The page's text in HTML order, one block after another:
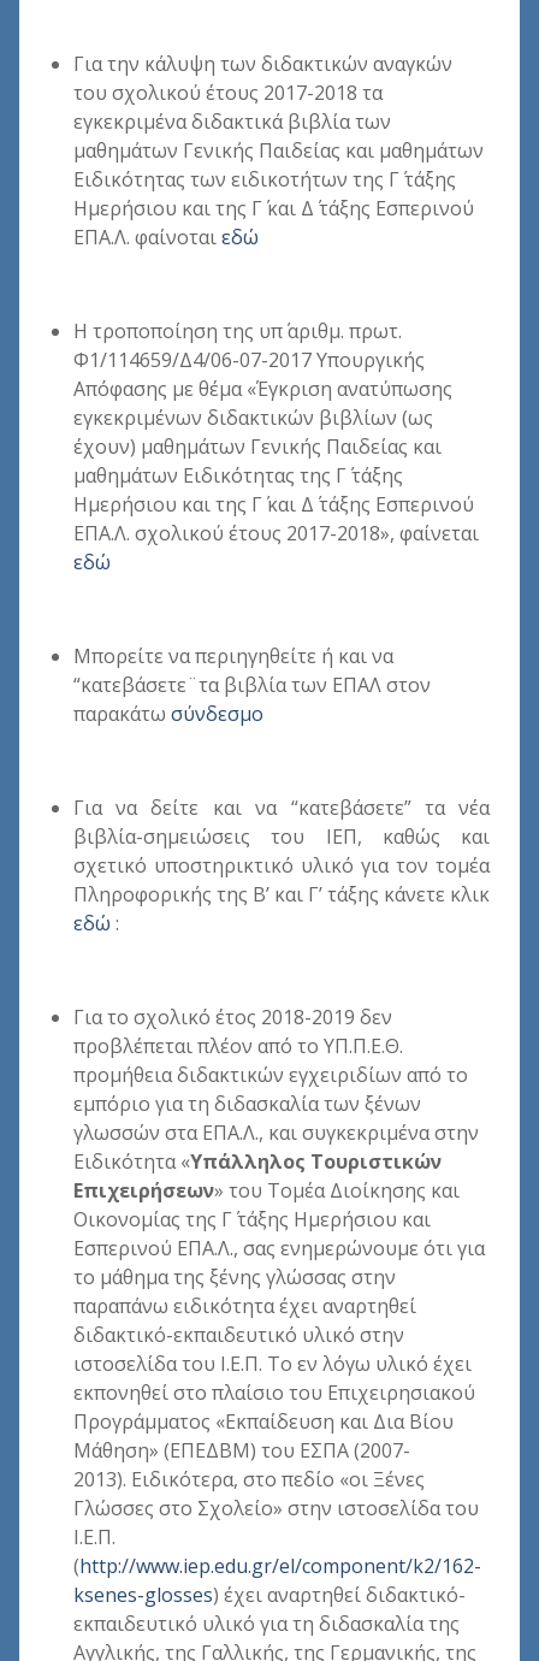
Για την κάλυψη των διδακτικών αναγκών
του σχολικού έτους 2017-2018 τα
εγκεκριμένα διδακτικά βιβλία των
μαθημάτων Γενικής Παιδείας και μαθημάτων
Ειδικότητας των ειδικοτήτων της Γ΄ τάξης
Ημερήσιου και της Γ΄ και Δ΄ τάξης Εσπερινού
ΕΠΑ.Λ. φαίνoταιεδώ
Η τροποποίηση της υπ΄ αριθμ. πρωτ.
Φ1/114659/Δ4/06-07-2017 Υπουργικής
Απόφασης με θέμα «Έγκριση ανατύπωσης
εγκεκριμένων διδακτικών βιβλίων (ως
έχουν) μαθημάτων Γενικής Παιδείας και
μαθημάτων Ειδικότητας της Γ΄ τάξης
Ημερήσιου και της Γ΄ και Δ΄ τάξης Εσπερινού
ΕΠΑ.Λ. σχολικού έτους 2017-2018», φαίνεται
εδώ
Μπορείτε να περιηγηθείτε ή και να
“κατεβάσετε¨τα βιβλία των ΕΠΑΛ στον
παρακάτω σύνδεσμο
Για να δείτε και να “κατεβάσετε” τα νέα
βιβλία-σημειώσεις του ΙΕΠ, καθώς και
σχετικό υποστηρικτικό υλικό για τον τομέα
Πληροφορικής της Β’ και Γ’ τάξης κάνετε κλικ
εδώ :
Για το σχολικό έτος 2018-2019 δεν
προβλέπεται πλέον από το ΥΠ.Π.Ε.Θ.
προμήθεια διδακτικών εγχειριδίων από το
εμπόριο για τη διδασκαλία των ξένων
γλωσσών στα ΕΠΑ.Λ., και συγκεκριμένα στην
Ειδικότητα «Υπάλληλος Τουριστικών
Επιχειρήσεων» του Τομέα Διοίκησης και
Οικονομίας της Γ΄ τάξης Ημερήσιου και
Εσπερινού ΕΠΑ.Λ., σας ενημερώνουμε ότι για
το μάθημα της ξένης γλώσσας στην
παραπάνω ειδικότητα έχει αναρτηθεί
διδακτικό-εκπαιδευτικό υλικό στην
ιστοσελίδα του Ι.Ε.Π. Το εν λόγω υλικό έχει
εκπονηθεί στο πλαίσιο του Επιχειρησιακού
Προγράμματος «Εκπαίδευση και Δια Βίου
Μάθηση» (ΕΠΕΔΒΜ) του ΕΣΠΑ (2007-
2013). Ειδικότερα, στο πεδίο «οι Ξένες
Γλώσσες στο Σχολείο» στην ιστοσελίδα του
Ι.Ε.Π.
(http://www.iep.edu.gr/el/component/k2/162-
ksenes-glosses) έχει αναρτηθεί διδακτικό-
εκπαιδευτικό υλικό για τη διδασκαλία της
Αγγλικής, της Γαλλικής, της Γερμανικής, της